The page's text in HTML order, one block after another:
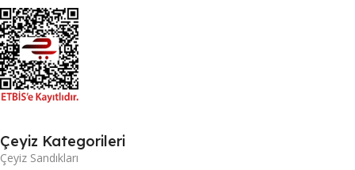
Çeyiz Kategorileri
Çeyiz Sandıkları